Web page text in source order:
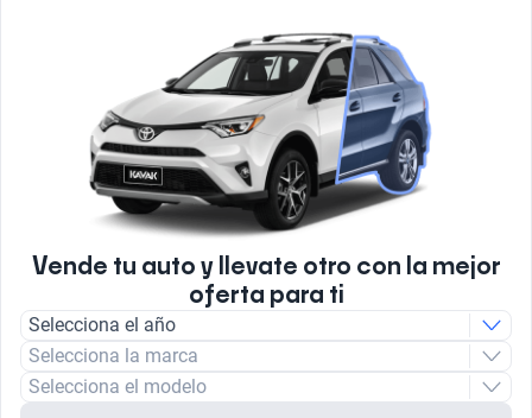
Vende tu auto y llevate otro con la mejor
oferta para ti
Selecciona el año
Selecciona la marca
Selecciona el modelo